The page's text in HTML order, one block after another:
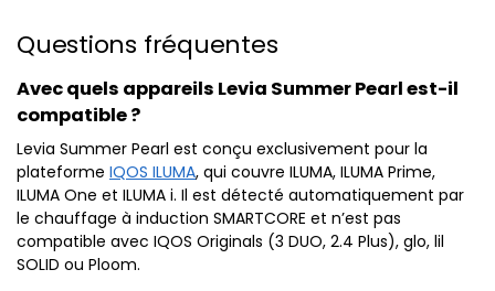
Questions fréquentes
Avec quels appareils Levia Summer Pearl est-il
compatible ?
Levia Summer Pearl est conçu exclusivement pour la
plateforme IQOS ILUMA, qui couvre ILUMA, ILUMA Prime,
ILUMA One et ILUMA i. Il est détecté automatiquement par
le chauffage à induction SMARTCORE et n’est pas
compatible avec IQOS Originals (3 DUO, 2.4 Plus), glo, lil
SOLID ou Ploom.